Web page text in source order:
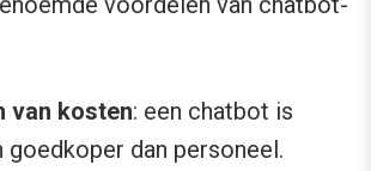
van kosten: een chatbot is
goedkoper dan personeel.